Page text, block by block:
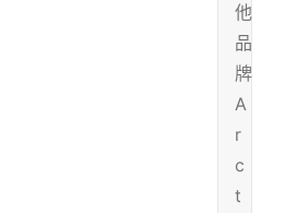
他
品
牌
A
r
c
t